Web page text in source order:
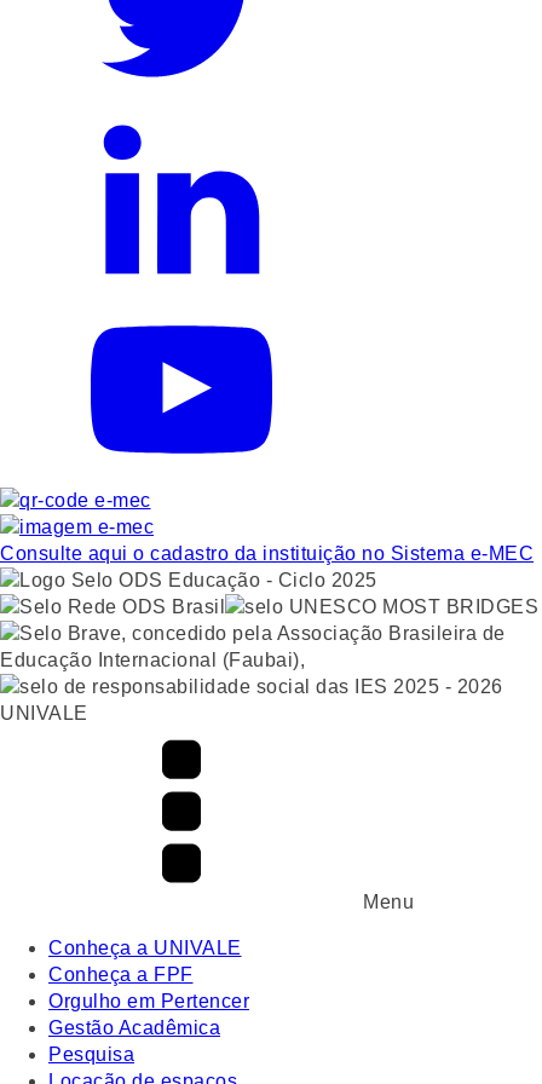
Consulte aqui o cadastro da instituição no Sistema e-MEC
UNIVALE
Menu
Conheça a UNIVALE
Conheça a FPF
Orgulho em Pertencer
Gestão Acadêmica
Pesquisa